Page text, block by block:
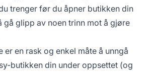
trenger før du åpner butikken din
gå glipp av noen trinn mot å gjøre
er en rask og enkel måte å unngå
butikken din under oppsettet (og